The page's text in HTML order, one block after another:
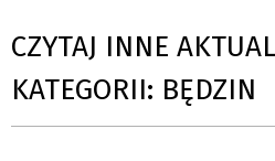
CZYTAJ INNE
KATEGORII: BĘDZIN